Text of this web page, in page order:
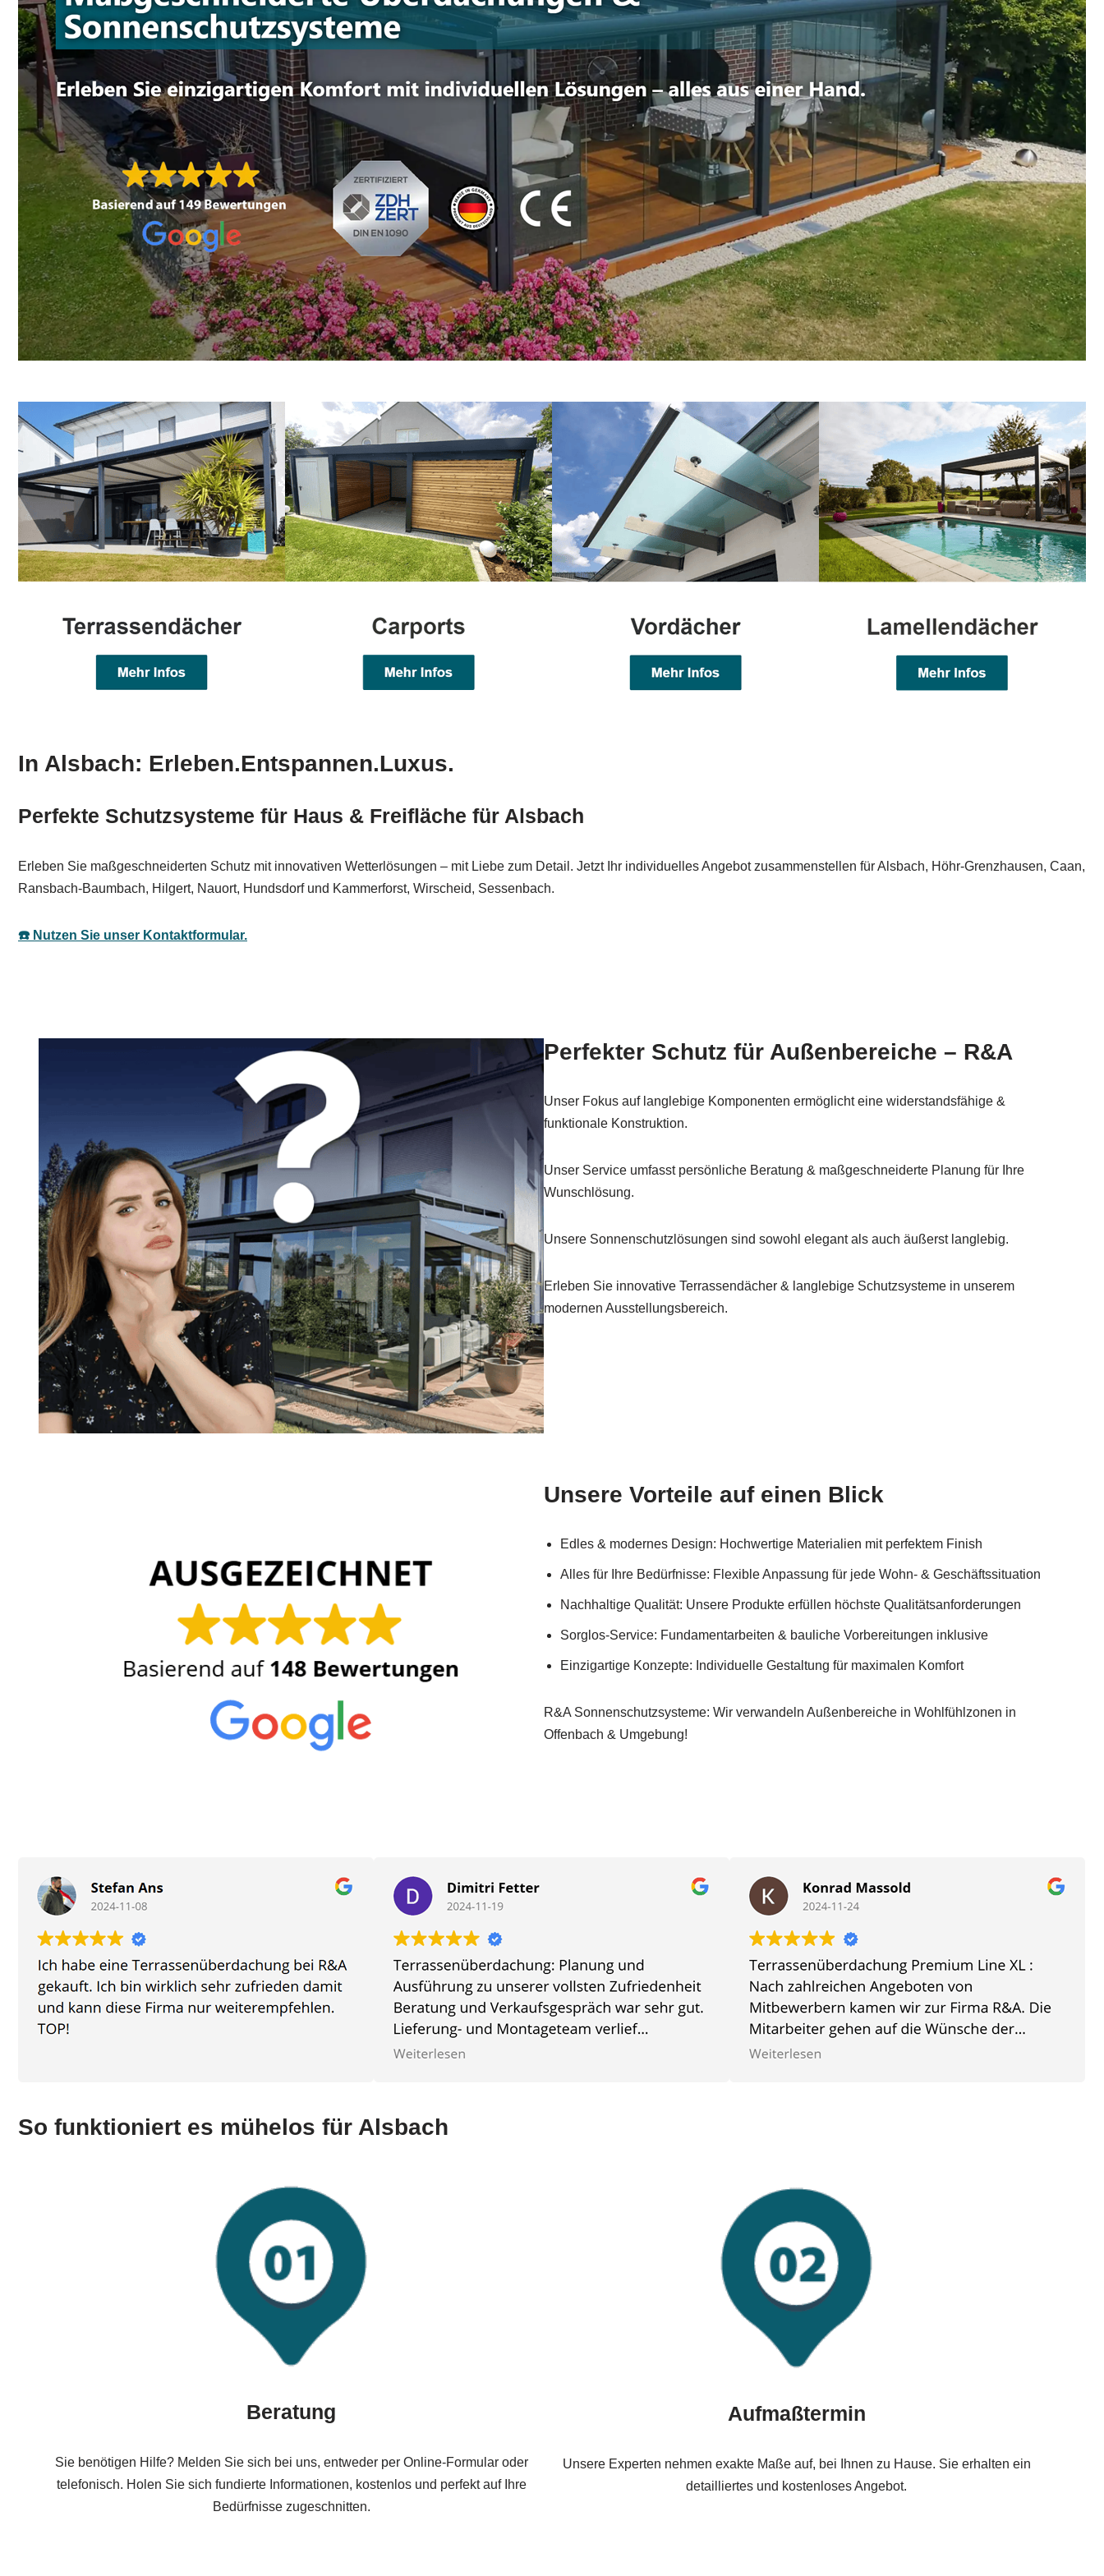
In Alsbach: Erleben.Entspannen.Luxus.
Perfekte Schutzsysteme für Haus & Freifläche für Alsbach
Erleben Sie maßgeschneiderten Schutz mit innovativen Wetterlösungen – mit Liebe zum Detail. Jetzt Ihr individuelles Angebot zusammenstellen für Alsbach, Höhr-Grenzhausen, Caan,
Ransbach-Baumbach, Hilgert, Nauort, Hundsdorf und Kammerforst, Wirscheid, Sessenbach.
☎️ Nutzen Sie unser Kontaktformular.
Perfekter Schutz für Außenbereiche – R&A
Unser Fokus auf langlebige Komponenten ermöglicht eine widerstandsfähige &
funktionale Konstruktion.
Unser Service umfasst persönliche Beratung & maßgeschneiderte Planung für Ihre
Wunschlösung.
Unsere Sonnenschutzlösungen sind sowohl elegant als auch äußerst langlebig.
Erleben Sie innovative Terrassendächer & langlebige Schutzsysteme in unserem
modernen Ausstellungsbereich.
Unsere Vorteile auf einen Blick
Edles & modernes Design: Hochwertige Materialien mit perfektem Finish
Alles für Ihre Bedürfnisse: Flexible Anpassung für jede Wohn- & Geschäftssituation
Nachhaltige Qualität: Unsere Produkte erfüllen höchste Qualitätsanforderungen
Sorglos-Service: Fundamentarbeiten & bauliche Vorbereitungen inklusive
Einzigartige Konzepte: Individuelle Gestaltung für maximalen Komfort
R&A Sonnenschutzsysteme: Wir verwandeln Außenbereiche in Wohlfühlzonen in
Offenbach & Umgebung!
So funktioniert es mühelos für Alsbach
Beratung
Sie benötigen Hilfe? Melden Sie sich bei uns, entweder per Online-Formular oder
telefonisch. Holen Sie sich fundierte Informationen, kostenlos und perfekt auf Ihre
Bedürfnisse zugeschnitten.
Aufmaßtermin
Unsere Experten nehmen exakte Maße auf, bei Ihnen zu Hause. Sie erhalten ein
detailliertes und kostenloses Angebot.